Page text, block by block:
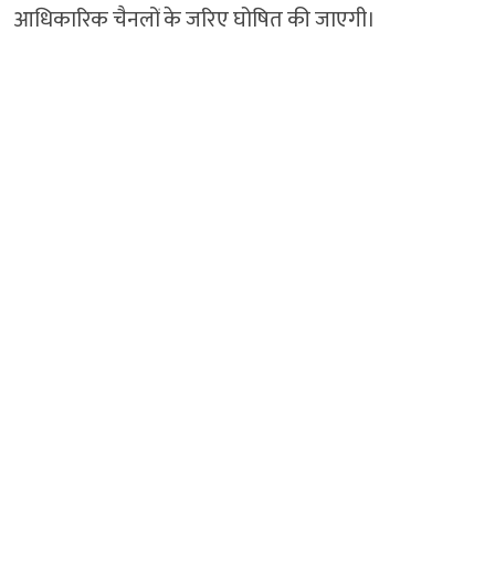
आधिकारिक चैनलों के जरिए घोषित की जाएगी।